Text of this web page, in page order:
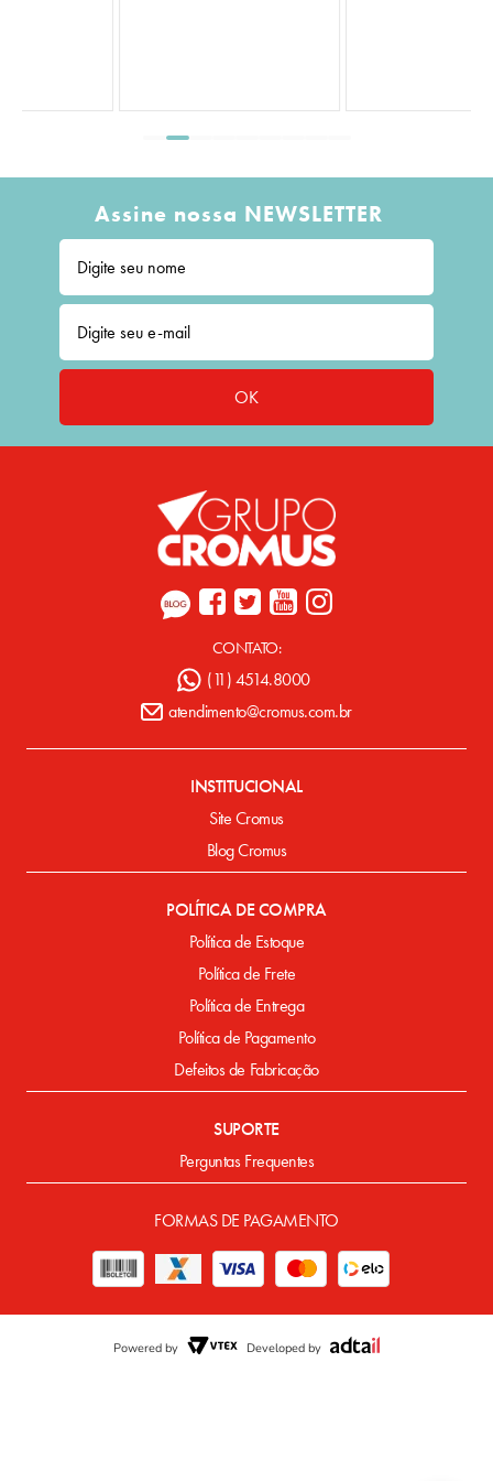
Assine nossa NEWSLETTER
OK
CONTATO:
(11) 4514.8000
atendimento@cromus.com.br
INSTITUCIONAL
Site Cromus
Blog Cromus
POLÍTICA DE COMPRA
Política de Estoque
Política de Frete
Política de Entrega
Política de Pagamento
Defeitos de Fabricação
SUPORTE
Perguntas Frequentes
FORMAS DE PAGAMENTO
Powered by Developed by